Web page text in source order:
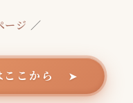
ージ ／
こから ➤